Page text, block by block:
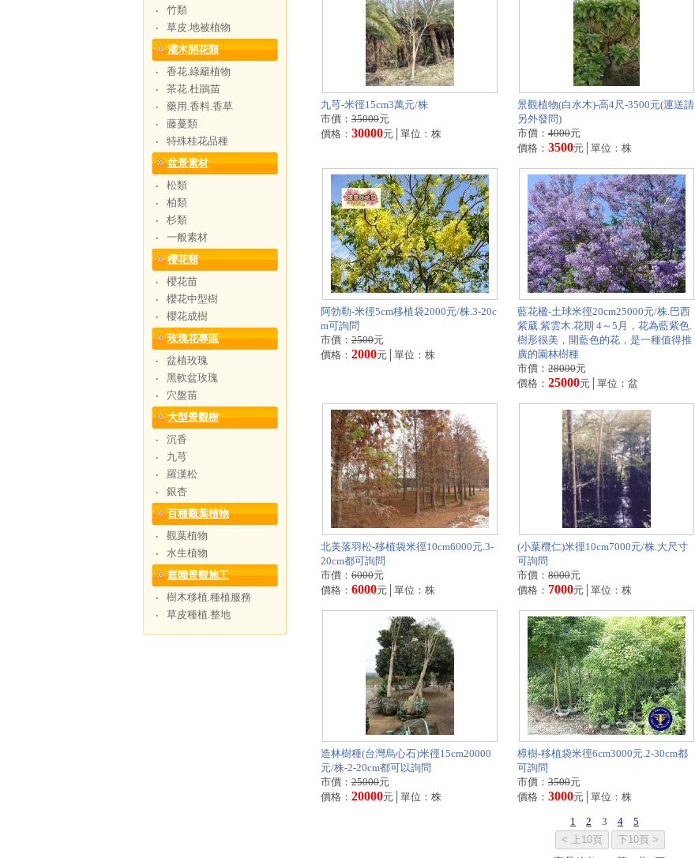
‧
竹類
‧
草皮.地被植物
灌木開花類
‧
香花.綠籬植物
‧
茶花.杜鵑苗
‧
藥用.香料.香草
‧
藤蔓類
‧
特殊桂花品種
盆景素材
‧
松類
‧
柏類
‧
杉類
‧
一般素材
櫻花類
‧
櫻花苗
‧
櫻花中型樹
‧
櫻花成樹
玫瑰花專區
‧
盆植玫瑰
‧
黑軟盆玫瑰
‧
穴盤苗
大型景觀樹
‧
沉香
‧
九芎
‧
羅漢松
‧
銀杏
百種觀葉植物
‧
觀葉植物
‧
水生植物
庭園景觀施工
‧
樹木移植.種植服務
‧
草皮種植.整地
九芎-米徑15cm3萬元/株
市價： 35000元
價格： 30000元│單位：株
景觀植物(白水木)-高4尺-3500元(運送請
另外發問)
市價： 4000元
價格： 3500元│單位：株
阿勃勒-米徑5cm移植袋2000元/株.3-20c
m可詢問
市價： 2500元
價格： 2000元│單位：株
藍花楹-土球米徑20cm25000元/株.巴西
紫葳.紫雲木.花期 4～5月，花為藍紫色.
樹形很美，開藍色的花，是一種值得推
廣的園林樹種
市價： 28000元
價格： 25000元│單位：盆
北美落羽松-移植袋米徑10cm6000元.3-
20cm都可詢問
市價： 6000元
價格： 6000元│單位：株
(小葉欖仁)米徑10cm7000元/株.大尺寸
可詢問
市價： 8000元
價格： 7000元│單位：株
造林樹種(台灣烏心石)米徑15cm20000
元/株-2-20cm都可以詢問
市價： 25000元
價格： 20000元│單位：株
樟樹-移植袋米徑6cm3000元.2-30cm都
可詢問
市價： 3500元
價格： 3000元│單位：株
1 2 3 4 5